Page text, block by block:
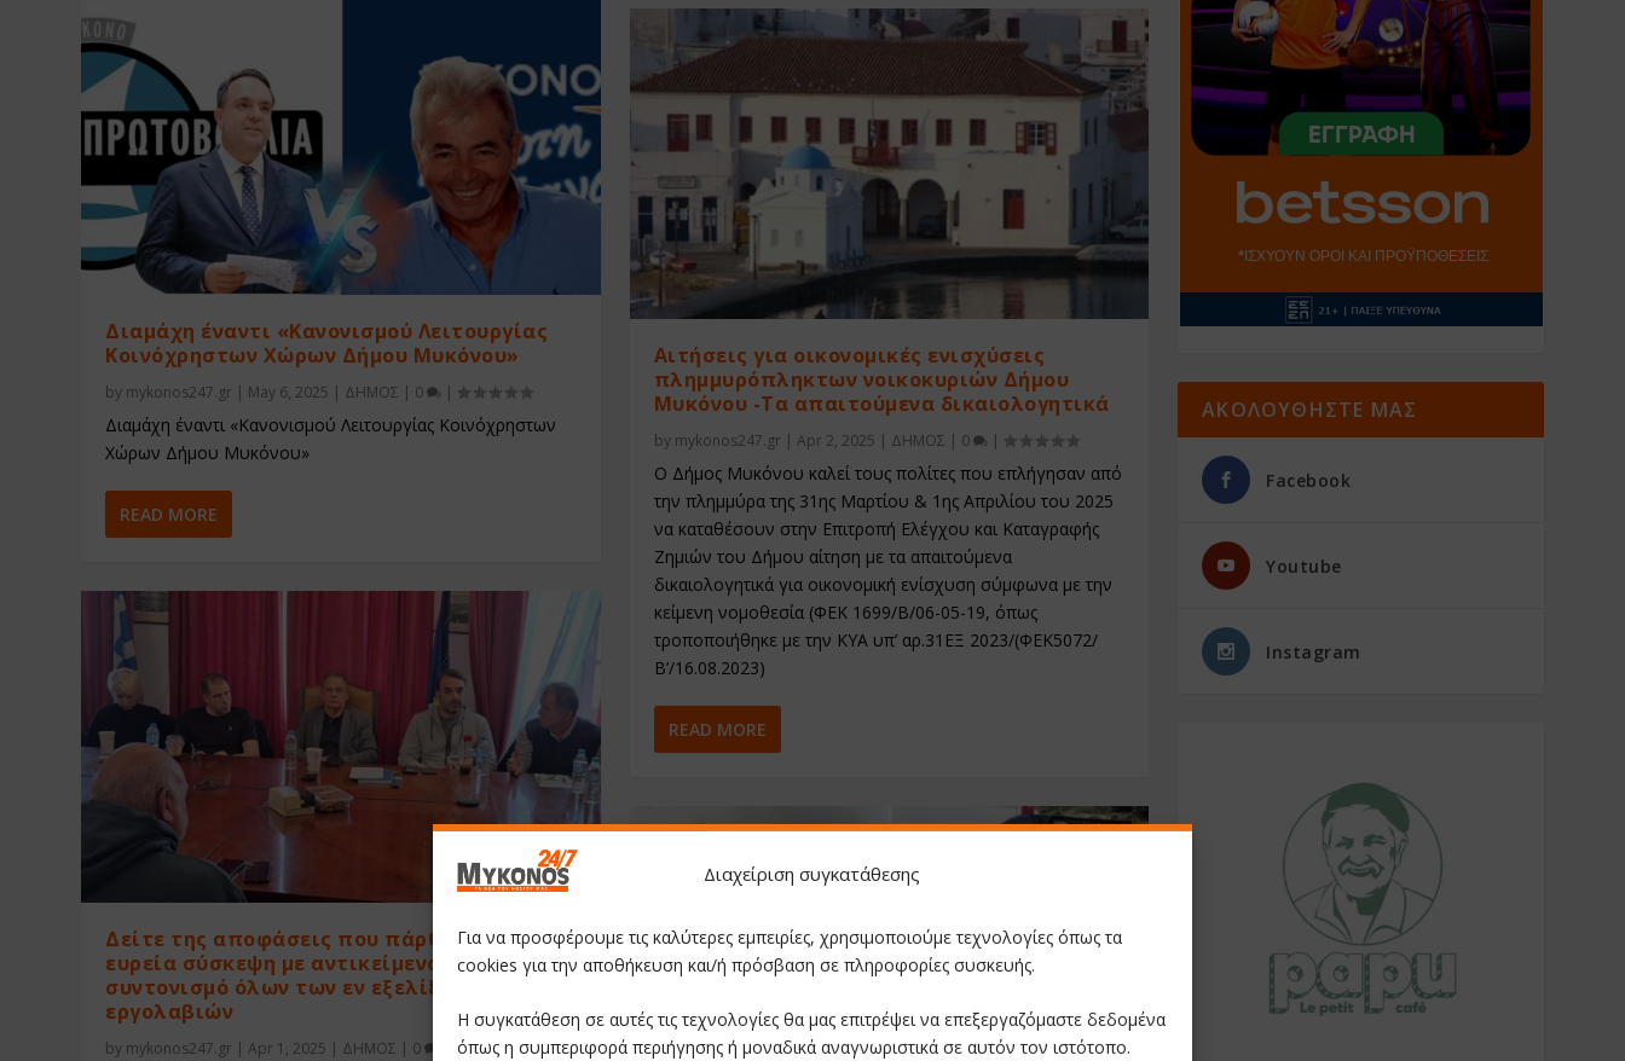
Διαχείριση συγκατάθεσης
Για να προσφέρουμε τις καλύτερες εμπειρίες, χρησιμοποιούμε τεχνολογίες όπως τα
cookies για την αποθήκευση και/ή πρόσβαση σε πληροφορίες συσκευής.
Η συγκατάθεση σε αυτές τις τεχνολογίες θα μας επιτρέψει να επεξεργαζόμαστε δεδομένα
όπως η συμπεριφορά περιήγησης ή μοναδικά αναγνωριστικά σε αυτόν τον ιστότοπο.
Διαμάχη έναντι «Κανονισμού Λειτουργίας
Κοινόχρηστων Χώρων Δήμου Μυκόνου»
by mykonos247.gr | May 6, 2025 | ΔΗΜΟΣ | 0 |
Διαμάχη έναντι «Κανονισμού Λειτουργίας Κοινόχρηστων
Χώρων Δήμου Μυκόνου»
READ MORE
Δείτε της αποφάσεις που πάρθηκαν στην
ευρεία σύσκεψη με αντικείμενο το
συντονισμό όλων των εν εξελίξει
εργολαβιών
by mykonos247.gr |Apr 1, 2025 | ΔΗΜΟΣ | 0
Αιτήσεις για οικονομικές ενισχύσεις
πλημμυρόπληκτων νοικοκυριών Δήμου
Μυκόνου -Τα απαιτούμενα δικαιολογητικά
by mykonos247.gr | Apr 2, 2025 | ΔΗΜΟΣ | 0 |
Ο Δήμος Μυκόνου καλεί τους πολίτες που επλήγησαν από
την πλημμύρα της 31ης Μαρτίου & 1ης Απριλίου του 2025
να καταθέσουν στην Επιτροπή Ελέγχου και Καταγραφής
Ζημιών του Δήμου αίτηση με τα απαιτούμενα
δικαιολογητικά για οικονομική ενίσχυση σύμφωνα με την
κείμενη νομοθεσία (ΦΕΚ 1699/Β/06-05-19, όπως
τροποποιήθηκε με την ΚΥΑ υπ’ αρ.31ΕΞ 2023/(ΦΕΚ5072/
Β’/16.08.2023)
READ MORE
ΑΚΟΛΟΥΘΗΣΤΕ ΜΑΣ
Facebook
Youtube
Instagram